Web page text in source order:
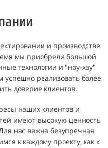
и производстве
мы приобрели большой
технологии и "ноу-хау"
успешно реализовать более
доверие клиентов.
наших клиентов и
имеют высокую ценность
нас важна безупречная
к каждому проекту, как к